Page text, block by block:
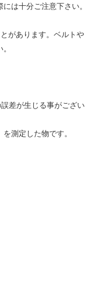
は十分ご注意下さい。
があります。ベルトや
差が生じる事がござい
測定した物です。